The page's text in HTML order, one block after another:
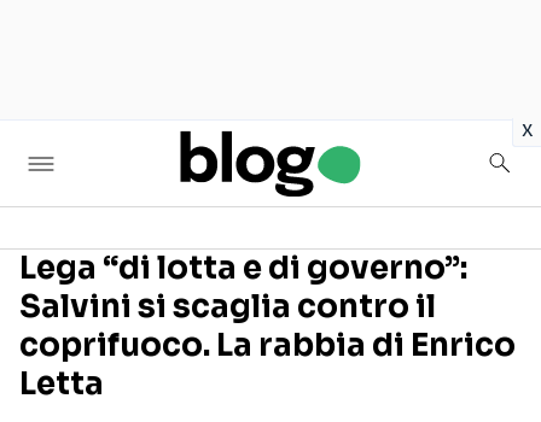
x
Seguici sui social
Lega “di lotta e di governo”:
Salvini si scaglia contro il
coprifuoco. La rabbia di Enrico
Letta